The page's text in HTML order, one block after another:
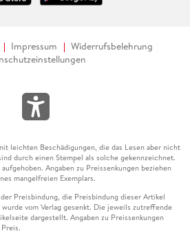
Impressum
Widerrufsbelehrung
leichten Beschädigungen, die das Lesen aber nicht
durch einen Stempel als solche gekennzeichnet.
Angaben zu Preissenkungen beziehen
mangelfreien Exemplars.
Preisbindung, die Preisbindung dieser Artikel
vom Verlag gesenkt. Die jeweils zutreffende
dargestellt. Angaben zu Preissenkungen